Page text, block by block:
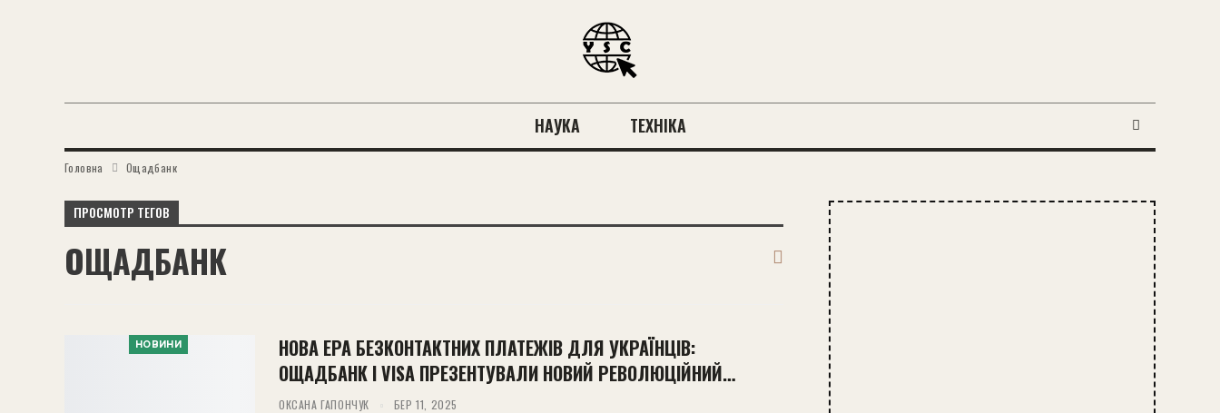
НАУКА ТЕХНІКА
Головна Ощадбанк
ПРОСМОТР ТЕГОВ
ОЩАДБАНК
НОВИНИ
НОВА ЕРА БЕЗКОНТАКТНИХ ПЛАТЕЖІВ ДЛЯ УКРАЇНЦІВ:
ОЩАДБАНК І VISA ПРЕЗЕНТУВАЛИ НОВИЙ РЕВОЛЮЦІЙНИЙ…
ОКСАНА ГАПОНЧУК БЕР 11, 2025